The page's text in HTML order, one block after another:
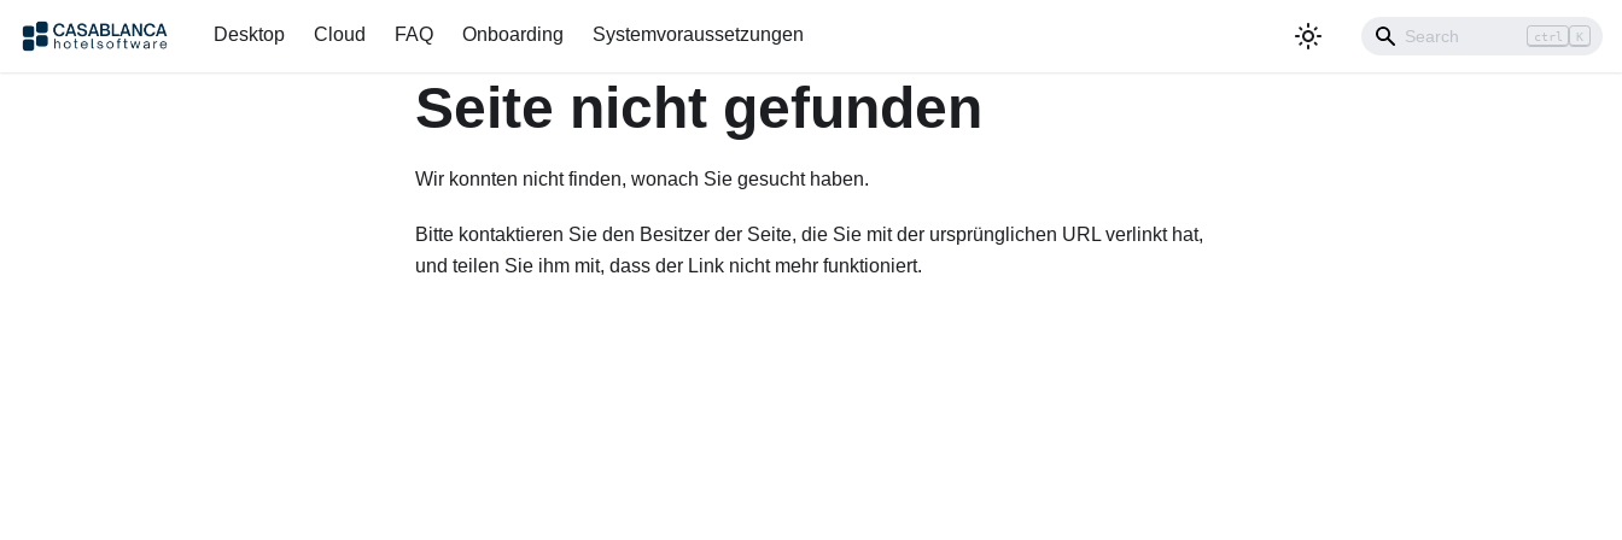
Desktop Cloud FAQ Onboarding Systemvoraussetzungen ctrl K
Seite nicht gefunden
Wir konnten nicht finden, wonach Sie gesucht haben.
Bitte kontaktieren Sie den Besitzer der Seite, die Sie mit der ursprünglichen URL verlinkt hat,
und teilen Sie ihm mit, dass der Link nicht mehr funktioniert.